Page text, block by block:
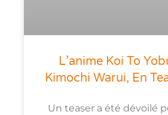
L’anime Koi To
Kimochi Warui, En
Un teaser a été dévoilé